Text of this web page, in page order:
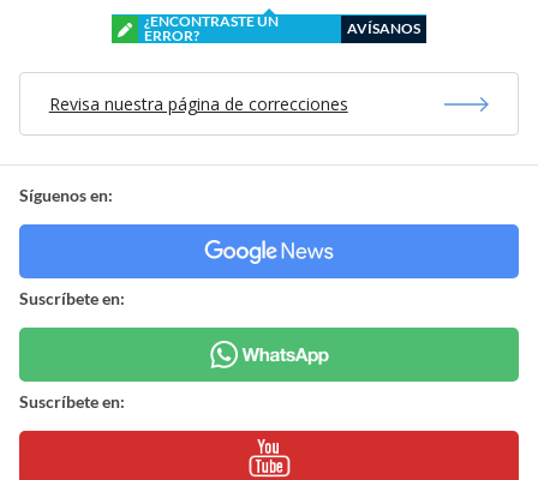
¿ENCONTRASTE UN
ERROR?
AVÍSANOS
Revisa nuestra página de correcciones
Síguenos en:
Suscríbete en:
Suscríbete en: